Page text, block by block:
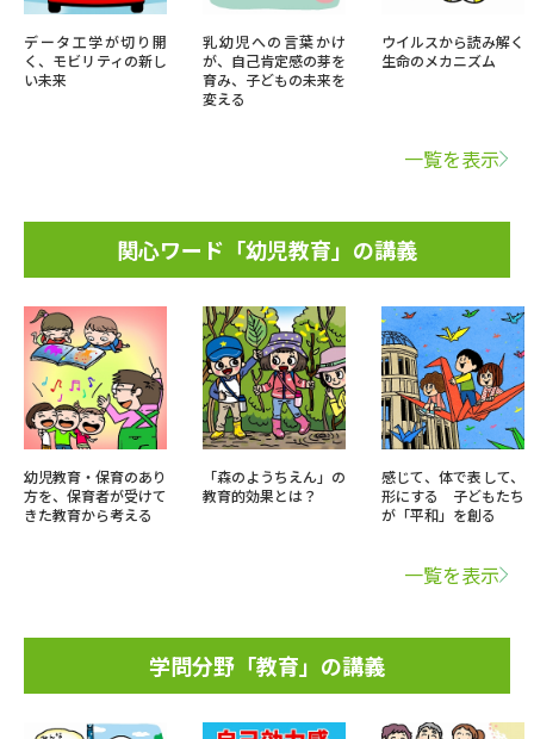
データ工学が切り開
く、モビリティの新し
い未来
乳幼児への言葉かけ
が、自己肯定感の芽を
育み、子どもの未来を
変える
ウイルスから読み解く
生命のメカニズム
一覧を表示
関心ワード「幼児教育」の講義
幼児教育・保育のあり
方を、保育者が受けて
きた教育から考える
「森のようちえん」の
教育的効果とは？
感じて、体で表して、
形にする 子どもたち
が「平和」を創る
一覧を表示
学問分野「教育」の講義